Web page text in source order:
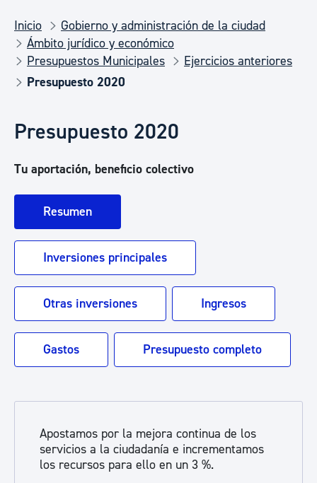
Inicio
Gobierno y administración de la ciudad
Ámbito jurídico y económico
Presupuestos Municipales
Ejercicios anteriores
Presupuesto 2020
Presupuesto 2020
Tu aportación, beneficio colectivo
Resumen
Inversiones principales
Otras inversiones Ingresos
Gastos Presupuesto completo
Apostamos por la mejora continua de los
servicios a la ciudadanía e incrementamos
los recursos para ello en un 3 %.